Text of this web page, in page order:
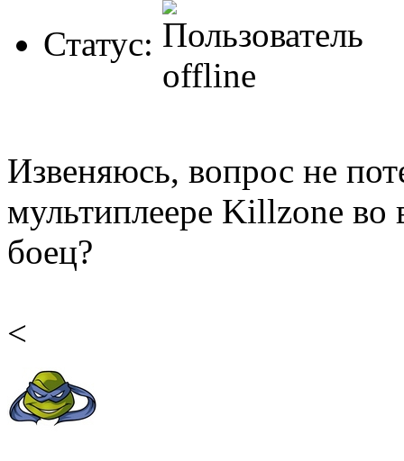
Статус:
Извеняюсь, вопрос не
мультиплеере Killzone во
боец?
<